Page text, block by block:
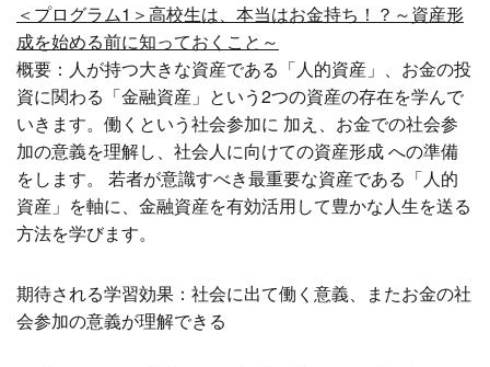
＜プログラム1＞高校生は、本当はお金持ち！？～資産形
成を始める前に知っておくこと～
概要：人が持つ大きな資産である「人的資産」、お金の投
資に関わる「金融資産」という2つの資産の存在を学んで
いきます。働くという社会参加に 加え、お金での社会参
加の意義を理解し、社会人に向けての資産形成 への準備
をします。 若者が意識すべき最重要な資産である「人的
資産」を軸に、金融資産を有効活用して豊かな人生を送る
方法を学びます。
期待される学習効果：社会に出て働く意義、またお金の社
会参加の意義が理解できる